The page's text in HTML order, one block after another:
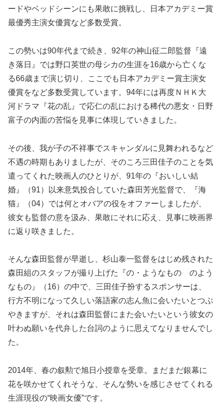
ードやベッドシーンにも果敢に挑戦し、日本アカデミー賞
最優秀主演女優賞など多数受賞。
この勢いは90年代まで続き、92年の神山征二郎監督『遠
き落日』では野口英世の母シカの生涯を16歳から亡くな
る66歳まで演じ切り、ここでも日本アカデミー賞主演女
優賞をなど多数受賞しています。94年には再度ＮＨＫ大
河ドラマ『花の乱』で応仁の乱における稀代の悪女・日野
富子の内面の苦悩を見事に体現していきました。
その後、我が子の不祥事でスキャンダルに見舞われるなど
不遇の時期もありましたが、そのころ三田佳子のことを気
遣ってくれた映画人のひとりが、91年の『おいしい結
婚』（91）以来意気投合していた森田芳光監督で、『海
猫』（04）では何とオバアの役をオファーしましたが、
彼女も監督の意を汲み、果敢にそれに応え、見事に映画界
に返り咲きました。
そんな森田監督が早逝し、杉山泰一監督をはじめ残された
森田組のスタッフが撮り上げた『の・ようなもの のよう
なもの』（16）の中で、三田佳子扮するスポンサーは、
行方不明になって久しい落語家の志ん魚に会いたいとつぶ
やきますが、それは森田監督にまた会いたいという彼女の
叶わぬ願いを代弁した台詞のように思えてなりませんでし
た。
2014年、春の叙勲で旭日小授章を受章。まだまだ銀幕に
花を咲かせてくれそうな、そんな勢いを感じさせてくれる
生涯現役の“映画女優”です。